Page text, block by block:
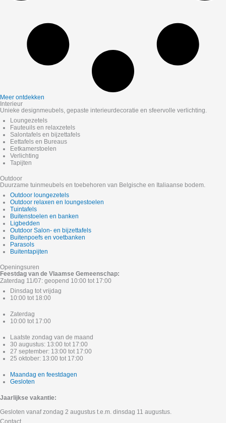
Meer ontdekken
Interieur
Unieke designmeubels, gepaste interieurdecoratie en sfeervolle verlichting.
Loungezetels
Fauteuils en relaxzetels
Salontafels en bijzettafels
Eettafels en Bureaus
Eetkamerstoelen
Verlichting
Tapijten
Outdoor
Duurzame tuinmeubels en toebehoren van Belgische en Italiaanse bodem.
Outdoor loungezetels
Outdoor relaxen en loungestoelen
Tuintafels
Buitenstoelen en banken
Ligbedden
Outdoor Salon- en bijzettafels
Buitenpoefs en voetbanken
Parasols
Buitentapijten
Openingsuren
Feestdag van de Vlaamse Gemeenschap:
Zaterdag 11/07: geopend 10:00 tot 17:00
Dinsdag tot vrijdag
10:00 tot 18:00
Zaterdag
10:00 tot 17:00
Laatste zondag van de maand
30 augustus: 13:00 tot 17:00
27 september: 13:00 tot 17:00
25 oktober: 13:00 tot 17:00
Maandag en feestdagen
Gesloten
Jaarlijkse vakantie:
Gesloten vanaf zondag 2 augustus t.e.m. dinsdag 11 augustus.